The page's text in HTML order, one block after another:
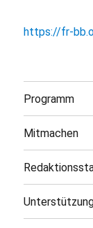
https://fr-
Programm
Mitmachen